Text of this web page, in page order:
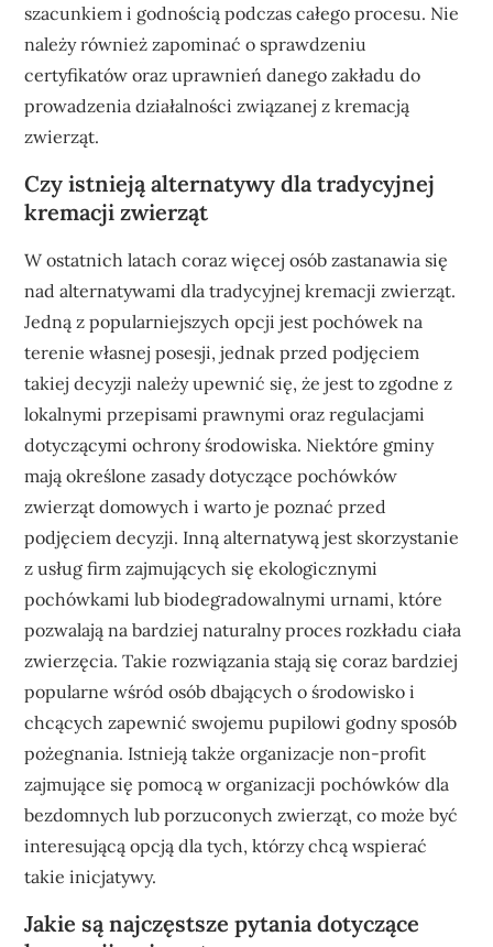
szacunkiem i godnością podczas całego procesu. Nie
należy również zapominać o sprawdzeniu
certyfikatów oraz uprawnień danego zakładu do
prowadzenia działalności związanej z kremacją
zwierząt.
Czy istnieją alternatywy dla tradycyjnej
kremacji zwierząt
W ostatnich latach coraz więcej osób zastanawia się
nad alternatywami dla tradycyjnej kremacji zwierząt.
Jedną z popularniejszych opcji jest pochówek na
terenie własnej posesji, jednak przed podjęciem
takiej decyzji należy upewnić się, że jest to zgodne z
lokalnymi przepisami prawnymi oraz regulacjami
dotyczącymi ochrony środowiska. Niektóre gminy
mają określone zasady dotyczące pochówków
zwierząt domowych i warto je poznać przed
podjęciem decyzji. Inną alternatywą jest skorzystanie
z usług firm zajmujących się ekologicznymi
pochówkami lub biodegradowalnymi urnami, które
pozwalają na bardziej naturalny proces rozkładu ciała
zwierzęcia. Takie rozwiązania stają się coraz bardziej
popularne wśród osób dbających o środowisko i
chcących zapewnić swojemu pupilowi godny sposób
pożegnania. Istnieją także organizacje non-profit
zajmujące się pomocą w organizacji pochówków dla
bezdomnych lub porzuconych zwierząt, co może być
interesującą opcją dla tych, którzy chcą wspierać
takie inicjatywy.
Jakie są najczęstsze pytania dotyczące